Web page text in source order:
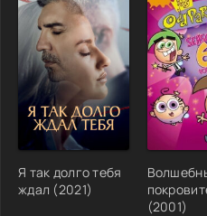
Я так долго тебя
ждал (2021)
(2001)